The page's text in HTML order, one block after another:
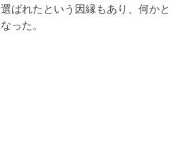
ばれたという因縁もあり、何かと
った。